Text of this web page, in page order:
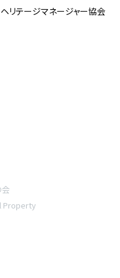
リテージマネージャー協会
Property